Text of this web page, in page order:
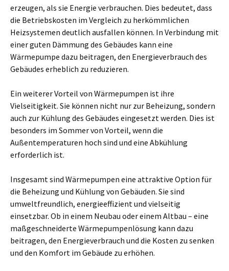
erzeugen, als sie Energie verbrauchen. Dies bedeutet, dass
die Betriebskosten im Vergleich zu herkömmlichen
Heizsystemen deutlich ausfallen können. In Verbindung mit
einer guten Dämmung des Gebäudes kann eine
Wärmepumpe dazu beitragen, den Energieverbrauch des
Gebäudes erheblich zu reduzieren.
Ein weiterer Vorteil von Wärmepumpen ist ihre
Vielseitigkeit. Sie können nicht nur zur Beheizung, sondern
auch zur Kühlung des Gebäudes eingesetzt werden. Dies ist
besonders im Sommer von Vorteil, wenn die
Außentemperaturen hoch sind und eine Abkühlung
erforderlich ist.
Insgesamt sind Wärmepumpen eine attraktive Option für
die Beheizung und Kühlung von Gebäuden. Sie sind
umweltfreundlich, energieeffizient und vielseitig
einsetzbar. Ob in einem Neubau oder einem Altbau – eine
maßgeschneiderte Wärmepumpenlösung kann dazu
beitragen, den Energieverbrauch und die Kosten zu senken
und den Komfort im Gebäude zu erhöhen.